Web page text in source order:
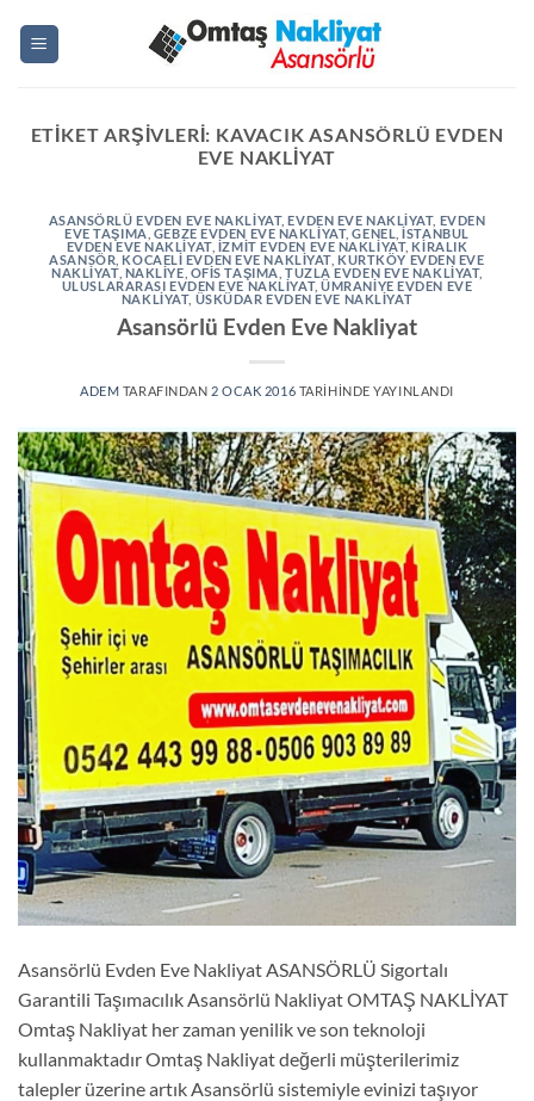
ETIKET ARŞIVLERI: KAVACIK ASANSÖRLÜ EVDEN
EVE NAKLIYAT
ASANSÖRLÜ EVDEN EVE NAKLIYAT,EVDEN EVE NAKLIYAT, EVDEN
EVE TAŞIMA GEBZE EVDEN EVE NAKLİYAT,GENEL ,ISTANBUL
EVDEN EVE NAKLIYAT, IZMIT EVDEN EVE NAKLIYAT, KİRALIK
ASANSÖR KOCAELI EVDEN EVE NAKLIYAT, KURTKÖY EVDEN EVE
NAKLIYAT, NAKLIYE OFIS TAŞIMA TUZLA EVDEN EVE NAKLIYAT,
ULUSLARARASI EVDEN EVE NAKLIYAT,ÜMRANIYE EVDEN EVE
NAKLIYAT, ÜSKÜDAR EVDEN EVE NAKLIYAT
Asansörlü Evden Eve Nakliyat
ADEM TARAFINDAN 2 OCAK 2016 TARIHINDE YAYINLANDI
Asansörlü Evden Eve Nakliyat ASANSÖRLÜ Sigortalı
Garantili Taşımacılık Asansörlü Nakliyat OMTAŞ NAKLİYAT
Omtaş Nakliyat her zaman yenilik ve son teknoloji
kullanmaktadır Omtaş Nakliyat değerli müşterilerimiz
talepler üzerine artık Asansörlü sistemiyle evinizi taşıyor